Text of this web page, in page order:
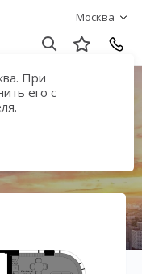
Москва
При
его с